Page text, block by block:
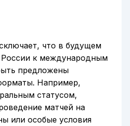
что в будущем
России к международным
предложены
Например,
статусом,
матчей на
или особые условия